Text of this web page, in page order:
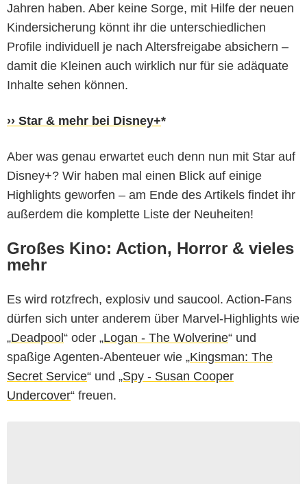
Jahren haben. Aber keine Sorge, mit Hilfe der neuen
Kindersicherung könnt ihr die unterschiedlichen
Profile individuell je nach Altersfreigabe absichern –
damit die Kleinen auch wirklich nur für sie adäquate
Inhalte sehen können.
›› Star & mehr bei Disney+*
Aber was genau erwartet euch denn nun mit Star auf
Disney+? Wir haben mal einen Blick auf einige
Highlights geworfen – am Ende des Artikels findet ihr
außerdem die komplette Liste der Neuheiten!
Großes Kino: Action, Horror & vieles
mehr
Es wird rotzfrech, explosiv und saucool. Action-Fans
dürfen sich unter anderem über Marvel-Highlights wie
„Deadpool“ oder „Logan - The Wolverine“ und
spaßige Agenten-Abenteuer wie „Kingsman: The
Secret Service“ und „Spy - Susan Cooper
Undercover“ freuen.